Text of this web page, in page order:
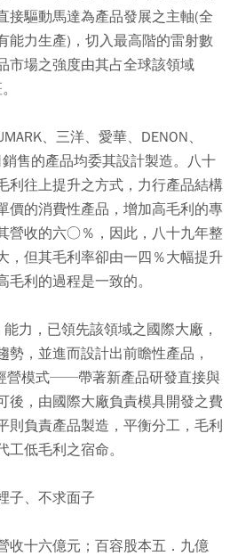
接驅動馬達為產品發展之主軸(全
能力生產)，切入最高階的雷射數
市場之強度由其占全球該領域
、三洋、愛華、DENON、
銷售的產品均委其設計製造。八十
利往上提升之方式，力行產品結構
價的消費性產品，增加高毛利的專
營收的六○％，因此，八十九年整
，但其毛利率卻由一四％大幅提升
利的過程是一致的。
力，已領先該領域之國際大廠，
勢，並進而設計出前瞻性產品，
營模式──帶著新產品研發直接與
後，由國際大廠負責模具開發之費
則負責產品製造，平衡分工，毛利
低毛利之宿命。
子、不求面子
收十六億元；百容股本五．九億